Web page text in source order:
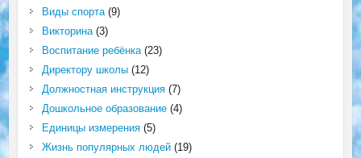
Виды спорта(9)
Викторина(3)
Воспитание ребёнка(23)
Директору школы(12)
Должностная инструкция(7)
Дошкольное образование(4)
Единицы измерения(5)
Жизнь популярных людей(19)